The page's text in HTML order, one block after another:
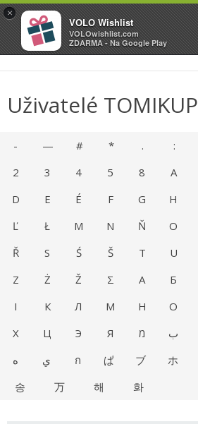
VOLO
Váš online wishlist
×
VOLO Wishlist
VOLOwishlist.com
ZDARMA - Na Google Play
Uživatelé TOMIKUP
- — # * . :
2
3 4 5 8 A
D
E É F G H
Ľ
Ł M N Ň O
Ř
S Ś Š T U
Z
Ż Ž Σ А Б
І
К Л М Н О
Х
Ц Э Я מ ب
ه
ي ก ぱ ブ ホ
송
万 해 화